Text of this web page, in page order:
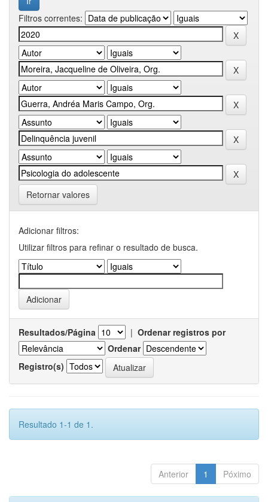
Filtros correntes:
Retornar valores
Adicionar filtros:
Utilizar filtros para refinar o resultado de busca.
Resultados/Página | Ordenar registros por
Ordenar
Registro(s)
Resultado 1-1 de 1.
Anterior 1 Póximo